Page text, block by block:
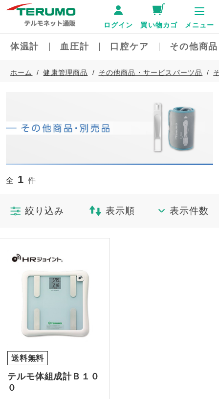
体温計 血圧計 口腔ケア その他商
ログイン 買い物カゴ メニュー
ホーム 健康管理商品 その他商品・サービスパーツ品
全 1 件
絞り込み 表示順 表示件数
送料無料
テルモ体組成計Ｂ１０
０